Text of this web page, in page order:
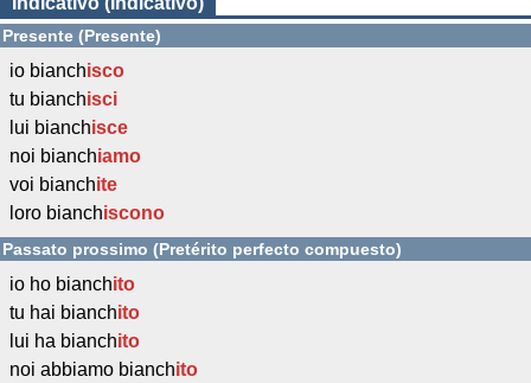
Presente (Presente)
io bianchisco
tu bianchisci
lui bianchisce
noi bianchiamo
voi bianchite
loro bianchiscono
Passato prossimo (Pretérito perfecto compuesto)
io ho bianchito
tu hai bianchito
lui ha bianchito
noi abbiamo bianchito